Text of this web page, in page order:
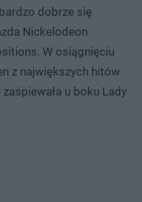
dobrze się
Nickelodeon
W osiągnięciu
z największych hitów
u boku Lady